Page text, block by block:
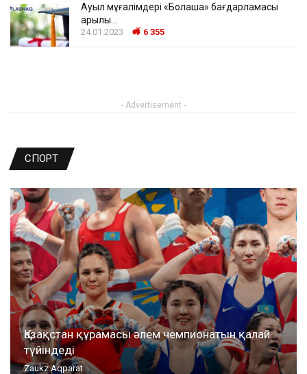
Ауыл мұғалімдері «Болашақ» бағдарламасы
арқылы…
24.01.2023 6 355
- Advertisement -
СПОРТ
Қазақстан құрамасы әлем чемпионатын қалай
түйіндеді
Zaukz Aqparat